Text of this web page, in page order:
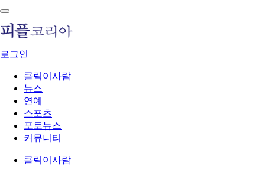
로그인
클릭이사람
뉴스
연예
스포츠
포토뉴스
커뮤니티
클릭이사람